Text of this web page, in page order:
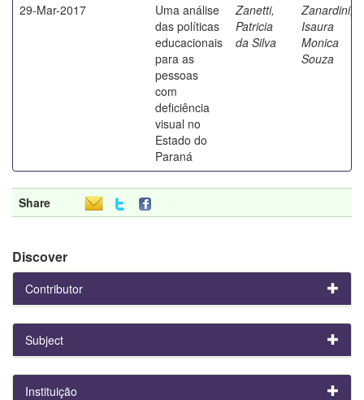
29-Mar-2017
Uma análise
das políticas
educacionais
para as
pessoas
com
deficiência
visual no
Estado do
Paraná
Zanetti,
Patricia
da Silva
Zanardini,
Isaura
Monica
Souza
Share
Discover
Contributor
Subject
Instituição